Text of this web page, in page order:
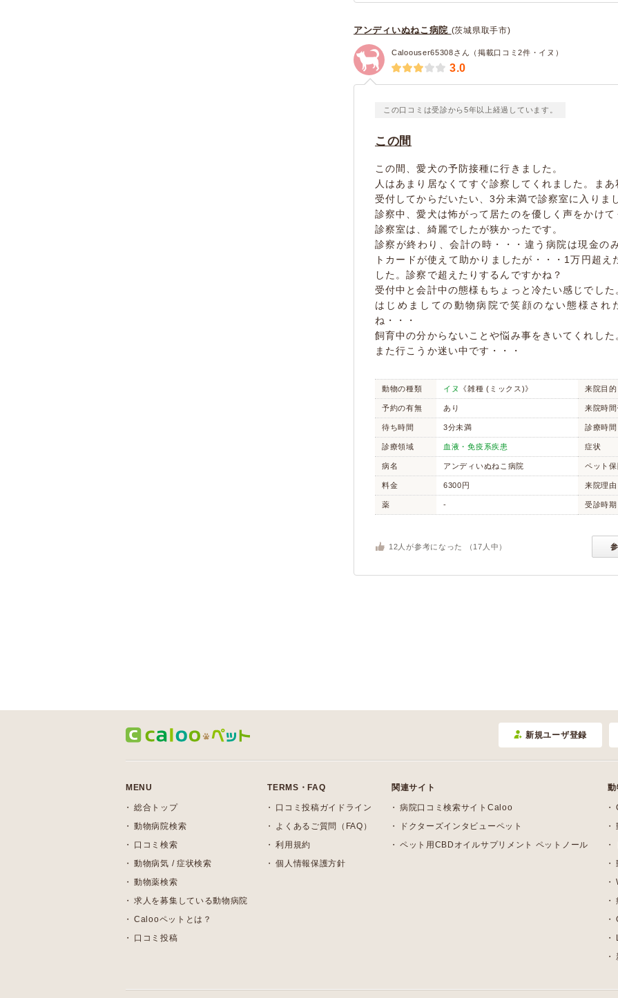
アンディいぬねこ病院 (茨城県取手市)
Caloouser65308さん（掲載口コミ2件・イヌ）
3.0
この口コミは受診から5年以上経過しています。
この間
この間、愛犬の予防接種に行きました。
人はあまり居なくてすぐ診察してくれました。ま
受付してからだいたい、3分未満で診察室に入りま
診察中、愛犬は怖がって居たのを優しく声をかけて
診察室は、綺麗でしたが狭かったです。
診察が終わり、会計の時・・・違う病院は現金の
トカードが使えて助かりましたが・・・1万円超
した。診察で超えたりするんですかね？
受付中と会計中の態様もちょっと冷たい感じでした
はじめましての動物病院で笑顔のない態様され
ね・・・
飼育中の分からないことや悩み事をきいてくれした
また行こうか迷い中です・・・
動物の種類 イヌ 《雑種 (ミックス)》 来院目的
予約の有無 あり 来院時
待ち時間 3分未満 診療時間
診療領域 血液・免疫系疾患 症状
病名 アンディいぬねこ病院 ペット
料金 6300円 来院理由
薬 - 受診時期
12 人が参考になった （ 17 人中）
新規ユーザ登録
MENU
総合トップ
動物病院検索
口コミ検索
動物病気 / 症状検索
動物薬検索
求人を募集している動物病院
Calooペットとは？
口コミ投稿
TERMS・FAQ
口コミ投稿ガイドライン
よくあるご質問（FAQ）
利用規約
個人情報保護方針
関連サイト
病院口コミ検索サイトCaloo
ドクターズインタビューペット
ペット用CBDオイルサプリメント ペットノール
動